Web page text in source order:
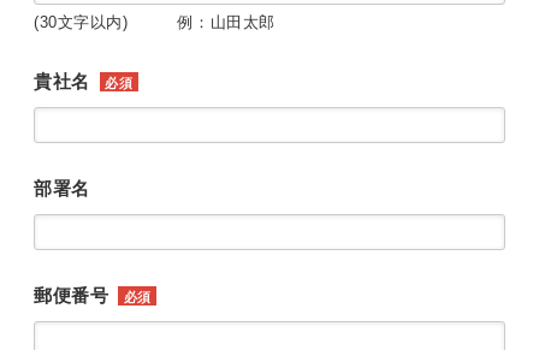
(30文字以内) 例：山田太郎
貴社名 必須
部署名
郵便番号 必須